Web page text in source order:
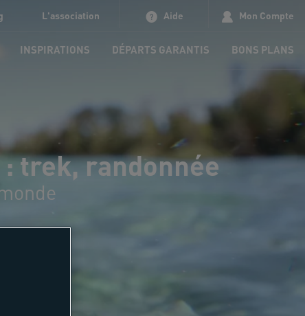
L'association Aide Mon Compte
INSPIRATIONS DÉPARTS GARANTIS BONS PLANS
: trek, randonnée